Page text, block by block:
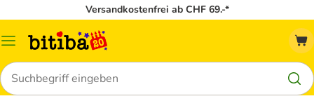
Versandkostenfrei ab CHF 69.-*
Menü
Suchen